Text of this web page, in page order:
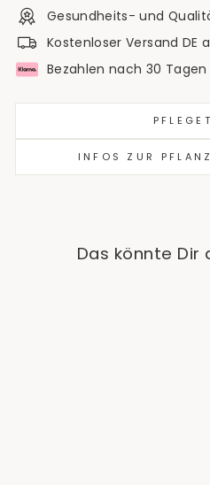
Gesundheits- und
Kostenloser Versand DE
Bezahlen nach 30 Tagen
INFOS ZUR
Das könnte Dir